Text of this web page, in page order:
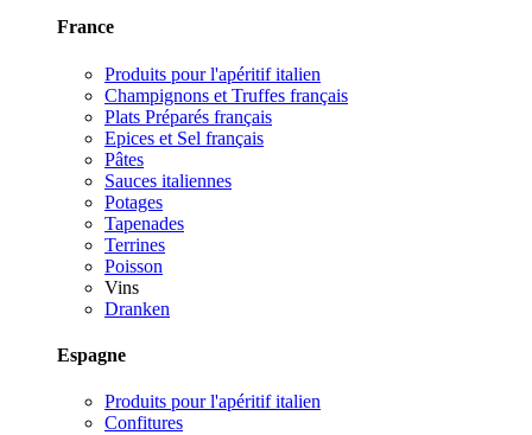
France
Produits pour l'apéritif italien
Champignons et Truffes français
Plats Préparés français
Epices et Sel français
Pâtes
Sauces italiennes
Potages
Tapenades
Terrines
Poisson
Vins
Dranken
Espagne
Produits pour l'apéritif italien
Confitures